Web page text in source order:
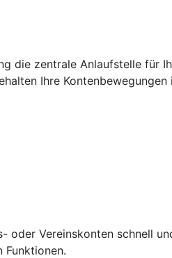
die zentrale Anlaufstelle
Ihre
oder Vereinskonten schnell
Funktionen.